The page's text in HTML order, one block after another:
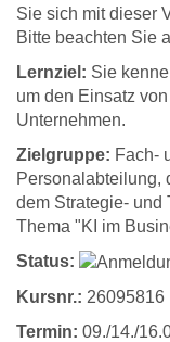
Sie sich mit dieser
Bitte beachten Sie
Lernziel: Sie
um den Einsatz
Unternehmen.
Zielgruppe: Fach-
Personalabteilung,
dem Strategie- und
Thema "KI im
Status:
Kursnr.: 26095816
Termin: 09./14./